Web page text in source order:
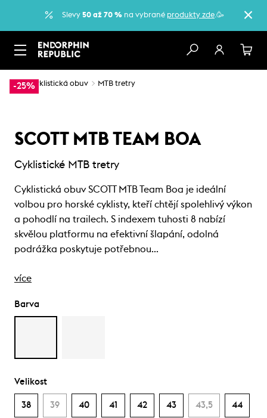
Slevy 50 až 70 % na vybrané produkty zde.🥳
-25%
… Cyklistická obuv MTB tretry
SCOTT MTB TEAM BOA
Cyklistické MTB tretry
Cyklistická obuv SCOTT MTB Team Boa je ideální
volbou pro horské cyklisty, kteří chtějí spolehlivý výkon
a pohodlí na trailech. S indexem tuhosti 8 nabízí
skvělou platformu na efektivní šlapání, odolná
podrážka poskytuje potřebnou…
více
Barva
Velikost
38 39 40 41 42 43 43,5 44